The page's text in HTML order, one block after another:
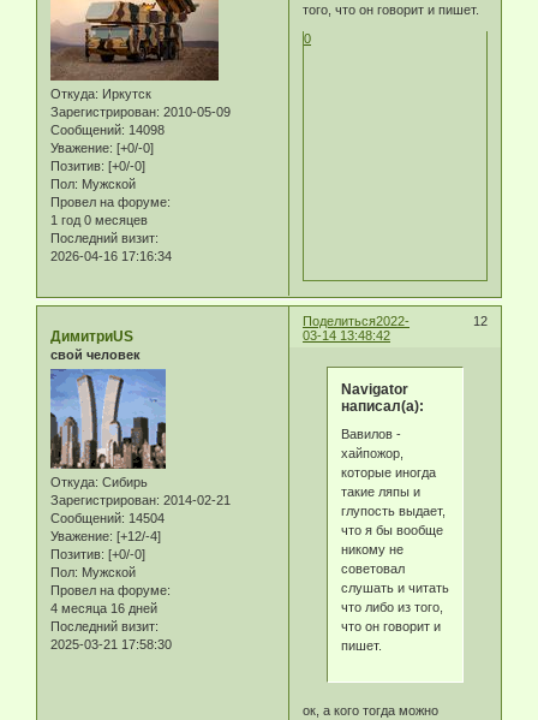
Откуда: Иркутск
Зарегистрирован: 2010-05-09
Сообщений: 14098
Уважение: [+0/-0]
Позитив: [+0/-0]
Пол: Мужской
Провел на форуме:
1 год 0 месяцев
Последний визит:
2026-04-16 17:16:34
того, что он говорит и пишет.
0
Поделиться 12
2022-
03-14 13:48:42
ДимитриUS
свой человек
Откуда: Сибирь
Зарегистрирован: 2014-02-21
Сообщений: 14504
Уважение: [+12/-4]
Позитив: [+0/-0]
Пол: Мужской
Провел на форуме:
4 месяца 16 дней
Последний визит:
2025-03-21 17:58:30
Navigator
написал(а):
Вавилов -
хайпожор,
которые иногда
такие ляпы и
глупость выдает,
что я бы вообще
никому не
советовал
слушать и читать
что либо из того,
что он говорит и
пишет.
ок, а кого тогда можно